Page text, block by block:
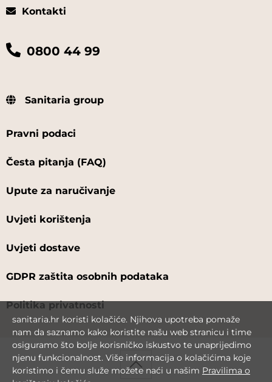
Kontakti
0800 44 99
Sanitaria group
Pravni podaci
Česta pitanja (FAQ)
Upute za naručivanje
Uvjeti korištenja
Uvjeti dostave
GDPR zaštita osobnih podataka
Politika privatnosti
sanitaria.hr koristi kolačiće. Njihova upotreba pomaže
nam da saznamo kako koristite našu web stranicu i time
osiguramo što bolje korisničko iskustvo te unaprijedimo
njenu funkcionalnost. Više informacija o kolačićima koje
koristimo i čemu služe možete naći u našim Pravilima o